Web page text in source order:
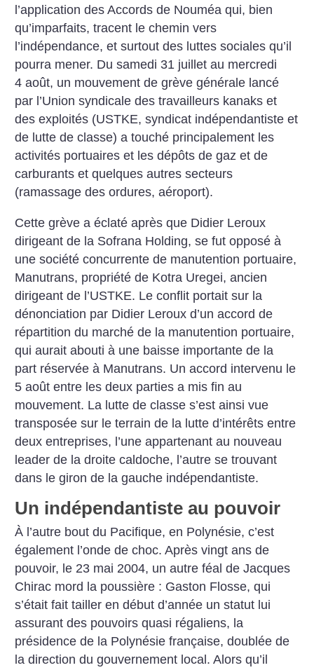
l’application des Accords de Nouméa qui, bien
qu’imparfaits, tracent le chemin vers
l’indépendance, et surtout des luttes sociales qu’il
pourra mener. Du samedi 31 juillet au mercredi
4 août, un mouvement de grève générale lancé
par l’Union syndicale des travailleurs kanaks et
des exploités (USTKE, syndicat indépendantiste et
de lutte de classe) a touché principalement les
activités portuaires et les dépôts de gaz et de
carburants et quelques autres secteurs
(ramassage des ordures, aéroport).
Cette grève a éclaté après que Didier Leroux
dirigeant de la Sofrana Holding, se fut opposé à
une société concurrente de manutention portuaire,
Manutrans, propriété de Kotra Uregei, ancien
dirigeant de l’USTKE. Le conflit portait sur la
dénonciation par Didier Leroux d’un accord de
répartition du marché de la manutention portuaire,
qui aurait abouti à une baisse importante de la
part réservée à Manutrans. Un accord intervenu le
5 août entre les deux parties a mis fin au
mouvement. La lutte de classe s’est ainsi vue
transposée sur le terrain de la lutte d’intérêts entre
deux entreprises, l’une appartenant au nouveau
leader de la droite caldoche, l’autre se trouvant
dans le giron de la gauche indépendantiste.
Un indépendantiste au pouvoir
À l’autre bout du Pacifique, en Polynésie, c’est
également l’onde de choc. Après vingt ans de
pouvoir, le 23 mai 2004, un autre féal de Jacques
Chirac mord la poussière : Gaston Flosse, qui
s’était fait tailler en début d’année un statut lui
assurant des pouvoirs quasi régaliens, la
présidence de la Polynésie française, doublée de
la direction du gouvernement local. Alors qu’il